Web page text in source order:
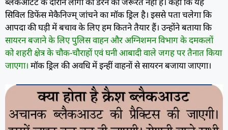
सिविल डिफेंस मेकैनिज्म् जांचने का मॉक ड्रिल है। इससे पता चलेगा कि
आपदा की घड़ी में बचाव के लिए हम कितने तैयार हैं। उन्होंने बताया कि
सायरन बजाने के लिए पुलिस वाहन और अग्निशमन विभाग के दमकलों
को शहरी क्षेत्र के चौक-चौराहों एवं घनी आबादी वाले जगह पर तैनात किया
जाएगा। मॉक ड्रिल की अवधि में इन्हीं वाहनों से सायरन बजाया जाएगा।